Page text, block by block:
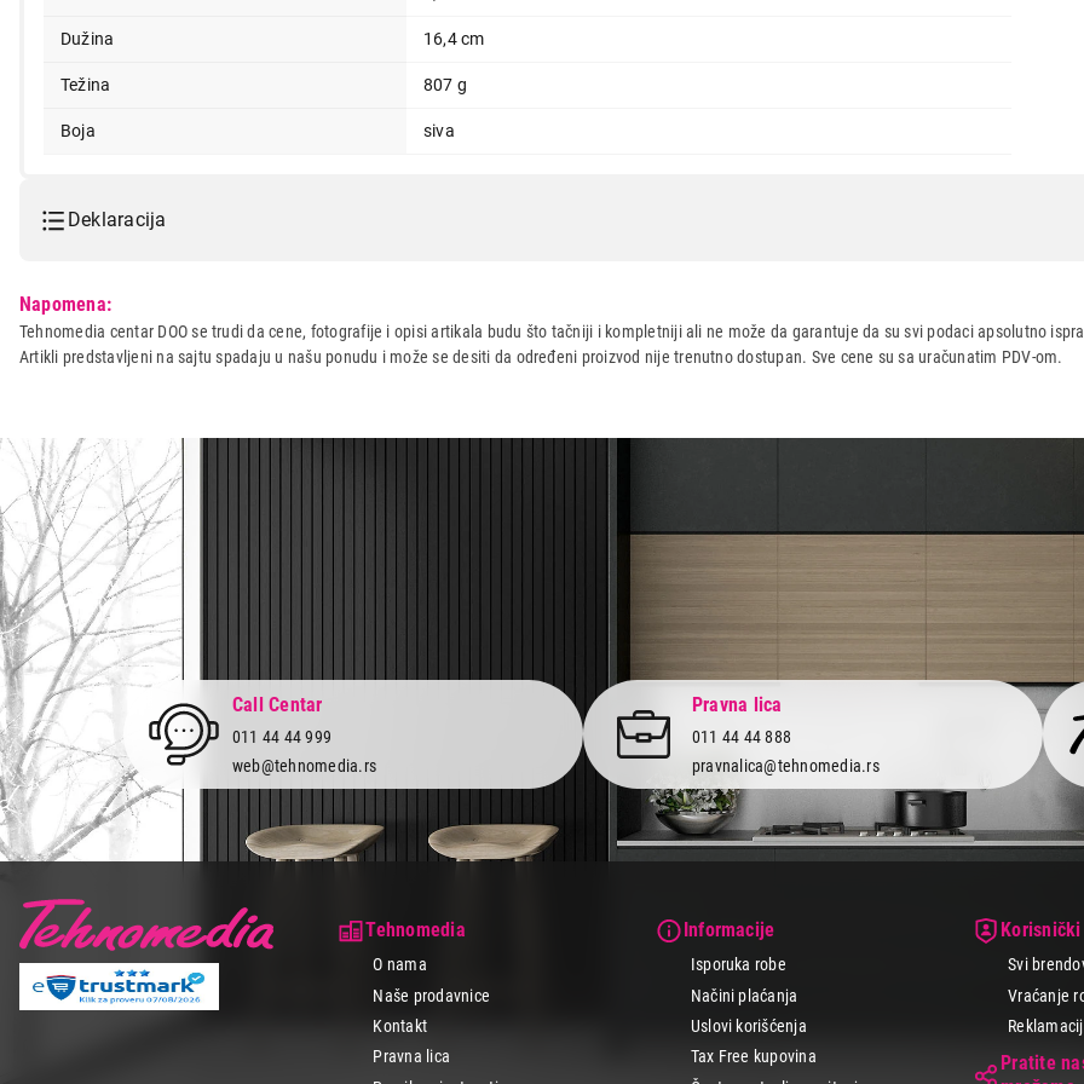
Dužina 16,4 cm
Težina 807 g
Boja siva
Deklaracija
Naziv i vrsta robe:
MASAZER
Uvoznik:
RAPID a.d.
Napomena:
Tehnomedia centar DOO se trudi da cene, fotografije i opisi artikala budu što tačniji i kompletniji ali ne može da garantuje da su svi podaci apsolutno
Artikli predstavljeni na sajtu spadaju u našu ponudu i može se desiti da određeni proizvod nije trenutno dostupan. Sve cene su sa uračunatim PDV-om.
Call Centar
011 44 44 999
web@tehnomedia.rs
Pravna lica
011 44 44 888
pravnalica@tehnomedia.rs
Tehnomedia
O nama
Naše prodavnice
Kontakt
Pravna lica
Informacije
Isporuka robe
Načini plaćanja
Uslovi korišćenja
Tax Free kupovina
Svi
Vraćanje
Pratite